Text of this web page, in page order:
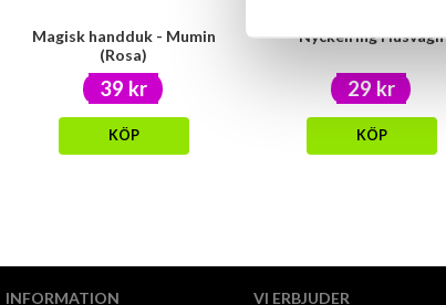
Magisk handduk - Mumin
(Rosa)
39 kr
KÖP
Nyckelring Husvagn
29 kr
KÖP
INFORMATION
VI ERBJUDER